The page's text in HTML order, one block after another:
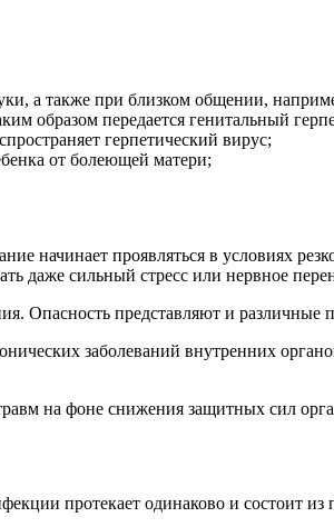
а также при близком общении,
образом передается генитальный
герпетический вирус;
от болеющей матери;
начинает проявляться в условиях
даже сильный стресс или нервное
Опасность представляют и
заболеваний внутренних
на фоне снижения защитных сил
протекает одинаково и состоит из